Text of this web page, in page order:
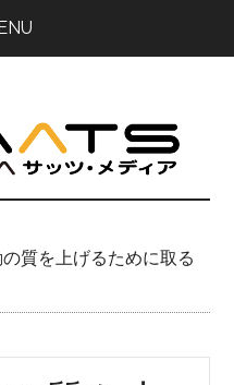
質を上げるために取る